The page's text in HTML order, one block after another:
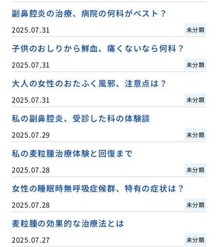
副鼻腔炎の治療、病院の何科がベスト？
2025.07.31 未分類
子供のおしりから鮮血、痛くないなら何科？
2025.07.31 未分類
大人の女性のおたふく風邪、注意点は？
2025.07.31 未分類
私の副鼻腔炎、受診した科の体験談
2025.07.29 未分類
私の麦粒腫治療体験と回復まで
2025.07.28 未分類
女性の睡眠時無呼吸症候群、特有の症状は？
2025.07.28 未分類
麦粒腫の効果的な治療法とは
2025.07.27 未分類